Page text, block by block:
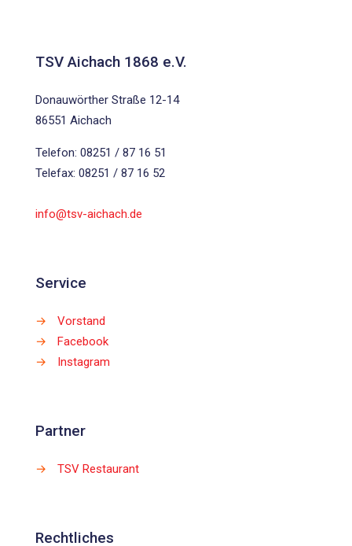
TSV Aichach 1868 e.V.
Donauwörther Straße 12-14
86551 Aichach
Telefon: 08251 / 87 16 51
Telefax: 08251 / 87 16 52
info@tsv-aichach.de
Service
→
Vorstand
→
Facebook
→
Instagram
Partner
→ TSV Restaurant
Rechtliches